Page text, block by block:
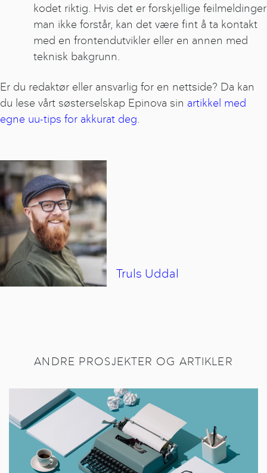
kodet riktig. Hvis det er forskjellige feilmeldinger
man ikke forstår, kan det være fint å ta kontakt
med en frontendutvikler eller en annen med
teknisk bakgrunn.
Er du redaktør eller ansvarlig for en nettside? Da kan
du lese vårt søsterselskap Epinova sin artikkel med
egne uu-tips for akkurat deg.
Truls Uddal
ANDRE PROSJEKTER OG ARTIKLER